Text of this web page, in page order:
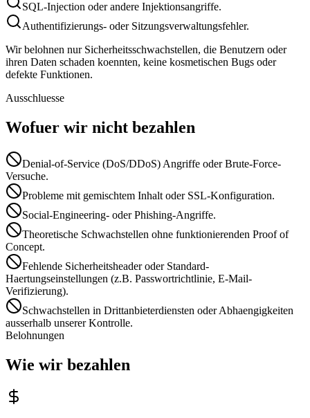
SQL-Injection oder andere Injektionsangriffe.
Authentifizierungs- oder Sitzungsverwaltungsfehler.
Wir belohnen nur Sicherheitsschwachstellen, die Benutzern oder
ihren Daten schaden koennten, keine kosmetischen Bugs oder
defekte Funktionen.
Ausschluesse
Wofuer wir nicht bezahlen
Denial-of-Service (DoS/DDoS) Angriffe oder Brute-Force-
Versuche.
Probleme mit gemischtem Inhalt oder SSL-Konfiguration.
Social-Engineering- oder Phishing-Angriffe.
Theoretische Schwachstellen ohne funktionierenden Proof of
Concept.
Fehlende Sicherheitsheader oder Standard-
Haertungseinstellungen (z.B. Passwortrichtlinie, E-Mail-
Verifizierung).
Schwachstellen in Drittanbieterdiensten oder Abhaengigkeiten
ausserhalb unserer Kontrolle.
Belohnungen
Wie wir bezahlen